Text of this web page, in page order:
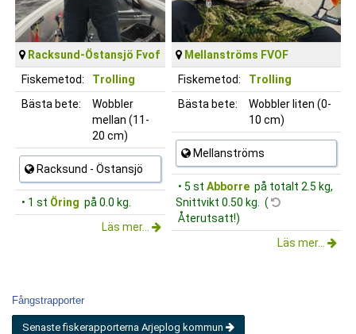
Racksund-Östansjö Fvof
Fiskemetod:
Trolling
Bästa bete:
Wobbler
mellan (11-
20 cm)
Racksund - Östansjö
• 1 st Öring på 0.0 kg.
Läs mer...
Mellanströms FVOF
Fiskemetod:
Trolling
Bästa bete:
Wobbler liten (0-
10 cm)
Mellanströms
• 5 st Abborre på totalt 2.5 kg,
Snittvikt 0.50 kg. (
Återutsatt!)
Läs mer...
Fångstrapporter
Senaste fiskerapporterna Arjeplog kommun